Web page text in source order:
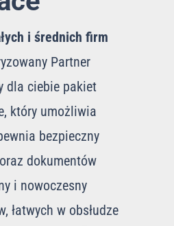
i średnich firm
Partner
dla ciebie pakiet
który umożliwia
bezpieczny
dokumentów
i nowoczesny
łatwych w obsłudze